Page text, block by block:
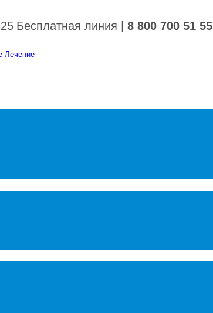
Бесплатная линия 8 800 700 51 55
Лечение